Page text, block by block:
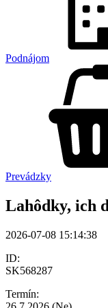
Podnájom
Prevádzky
Lahôdky, ich
2026-07-08 15:14:38
ID:
SK568287
Termín: